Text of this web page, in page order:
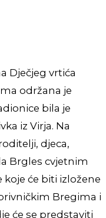
Dječjeg vrtića
održana je
bila je
iz Virja. Na
djeca,
Brgles cvjetnim
će biti izložene
Bregima i
će se predstaviti